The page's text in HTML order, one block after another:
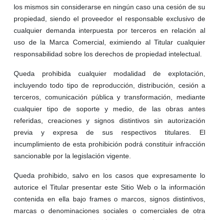
los mismos sin considerarse en ningún caso una cesión de su
propiedad, siendo el proveedor el responsable exclusivo de
cualquier demanda interpuesta por terceros en relación al
uso de la Marca Comercial, eximiendo al Titular cualquier
responsabilidad sobre los derechos de propiedad intelectual.
Queda prohibida cualquier modalidad de explotación,
incluyendo todo tipo de reproducción, distribución, cesión a
terceros, comunicación pública y transformación, mediante
cualquier tipo de soporte y medio, de las obras antes
referidas, creaciones y signos distintivos sin autorización
previa y expresa de sus respectivos titulares. El
incumplimiento de esta prohibición podrá constituir infracción
sancionable por la legislación vigente.
Queda prohibido, salvo en los casos que expresamente lo
autorice el Titular presentar este Sitio Web o la información
contenida en ella bajo frames o marcos, signos distintivos,
marcas o denominaciones sociales o comerciales de otra